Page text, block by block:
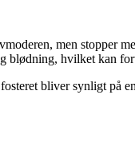
men stopper
blødning, hvilket kan
bliver synligt på